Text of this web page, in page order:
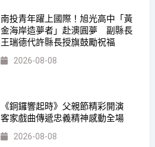
南投青年躍上國際！旭光高中「黃
金海岸造夢者」赴澳圓夢 副縣長
王瑞德代許縣長授旗鼓勵祝福
2026-08-08
《銅鑼響起時》父親節精彩開演
客家戲曲傳遞忠義精神感動全場
2026-08-08